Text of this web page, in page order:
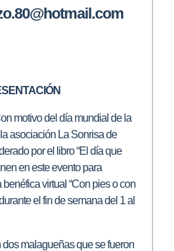
motivo del día mundial de la
asociación La Sonrisa de
por el libro “El día que
en este evento para
virtual “Con pies o con
el fin de semana del 1 al
malagueñas que se fueron